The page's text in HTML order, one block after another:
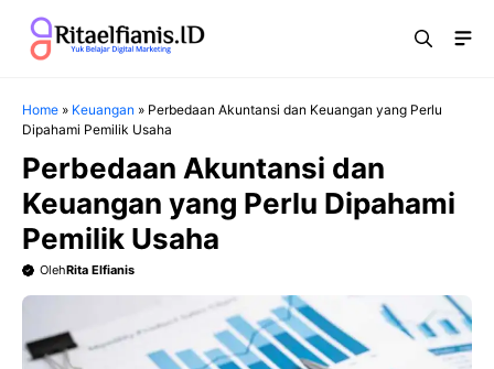
Langsung
Home » Keuangan » Perbedaan Akuntansi dan Keuangan yang Perlu
Dipahami Pemilik Usaha
Perbedaan Akuntansi dan
Keuangan yang Perlu Dipahami
Pemilik Usaha
OlehRita Elfianis